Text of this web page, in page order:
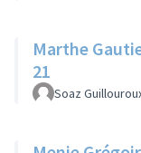
Marthe
21
Soaz